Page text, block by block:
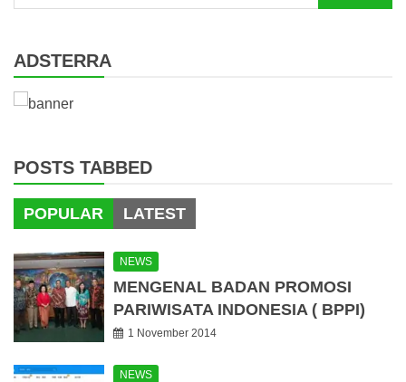
for:
ADSTERRA
POSTS TABBED
POPULAR LATEST
NEWS
MENGENAL BADAN PROMOSI
PARIWISATA INDONESIA ( BPPI)
1 November 2014
NEWS